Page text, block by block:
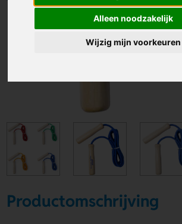
Alleen noodzakelijk
Wijzig mijn voorkeuren
Productomschrijving